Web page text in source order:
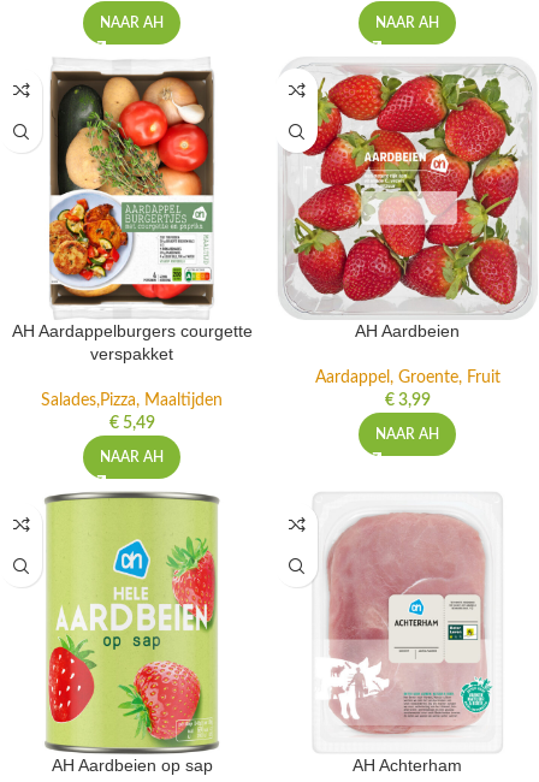
NAAR AH NAAR AH
AH Aardappelburgers courgette
verspakket
Salades,Pizza, Maaltijden
€5,49
NAAR AH
AH Aardbeien
Aardappel, Groente, Fruit
€3,99
NAAR AH
AH Aardbeien op sap AH Achterham